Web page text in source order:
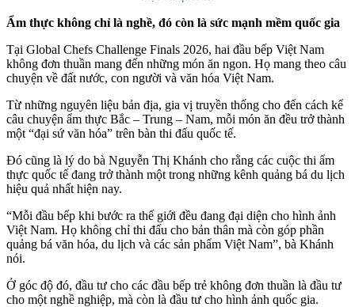
Ẩm thực không chỉ là nghề, đó còn là sức mạnh mềm quốc gia
Tại Global Chefs Challenge Finals 2026, hai đầu bếp Việt Nam
không đơn thuần mang đến những món ăn ngon. Họ mang theo câu
chuyện về đất nước, con người và văn hóa Việt Nam.
Từ những nguyên liệu bản địa, gia vị truyền thống cho đến cách kể
câu chuyện ẩm thực Bắc – Trung – Nam, mỗi món ăn đều trở thành
một “đại sứ văn hóa” trên bàn thi đấu quốc tế.
Đó cũng là lý do bà Nguyễn Thị Khánh cho rằng các cuộc thi ẩm
thực quốc tế đang trở thành một trong những kênh quảng bá du lịch
hiệu quả nhất hiện nay.
“Mỗi đầu bếp khi bước ra thế giới đều đang đại diện cho hình ảnh
Việt Nam. Họ không chỉ thi đấu cho bản thân mà còn góp phần
quảng bá văn hóa, du lịch và các sản phẩm Việt Nam”, bà Khánh
nói.
Ở góc độ đó, đầu tư cho các đầu bếp trẻ không đơn thuần là đầu tư
cho một nghề nghiệp, mà còn là đầu tư cho hình ảnh quốc gia.